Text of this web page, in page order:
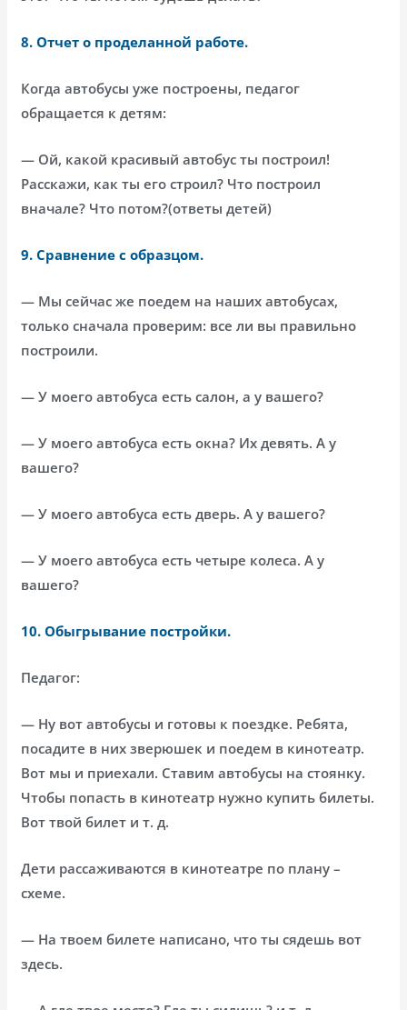
8. Отчет о проделанной работе.
Когда автобусы уже построены, педагог
обращается к детям:
— Ой, какой красивый автобус ты построил!
Расскажи, как ты его строил? Что построил
вначале? Что потом?(ответы детей)
9. Сравнение с образцом.
— Мы сейчас же поедем на наших автобусах,
только сначала проверим: все ли вы правильно
построили.
— У моего автобуса есть салон, а у вашего?
— У моего автобуса есть окна? Их девять. А у
вашего?
— У моего автобуса есть дверь. А у вашего?
— У моего автобуса есть четыре колеса. А у
вашего?
10. Обыгрывание постройки.
Педагог:
— Ну вот автобусы и готовы к поездке. Ребята,
посадите в них зверюшек и поедем в кинотеатр.
Вот мы и приехали. Ставим автобусы на стоянку.
Чтобы попасть в кинотеатр нужно купить билеты.
Вот твой билет и т. д.
Дети рассаживаются в кинотеатре по плану –
схеме.
— На твоем билете написано, что ты сядешь вот
здесь.